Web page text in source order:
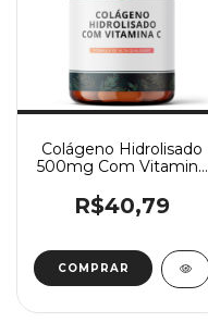
Colágeno Hidrolisado
500mg Com Vitamina
R$40,79